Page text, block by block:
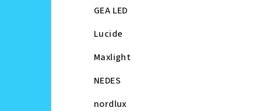
GEA LED
Lucide
Maxlight
NEDES
nordlux